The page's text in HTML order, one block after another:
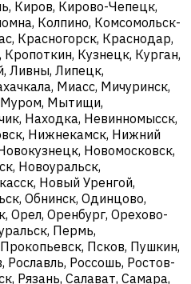
Киров, Кирово-Чепецк,
Колпино, Комсомольск-
Красногорск, Краснодар,
Кузнецк, Курган,
Ливны, Липецк,
Миасс, Мичуринск,
Муром, Мытищи,
Находка, Невинномысск,
Нижнекамск, Нижний
Новомосковск,
Новоуральск,
Новый Уренгой,
Обнинск, Одинцово,
Орел, Оренбург, Орехово-
Пермь,
Псков, Пушкин,
Россошь, Ростов-
Рязань, Салават, Самара,